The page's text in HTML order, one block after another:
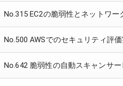
No.315 EC2の脆弱性とネットワー
No.500 AWSでのセキュリティ評
No.642 脆弱性の自動スキャンサー